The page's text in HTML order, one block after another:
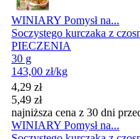
WINIARY Pomysł na...
Soczystego kurczaka z
PIECZENIA
30 g
143,00 zł/kg
Cena promocyjna
4,29 zł
5,49 zł
najniższa cena z 30 dni
WINIARY Pomysł na...